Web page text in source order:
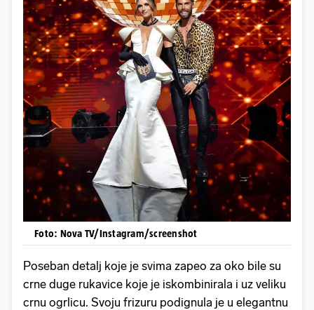
Foto: Nova TV/Instagram/screenshot
Poseban detalj koje je svima zapeo za oko bile su
crne duge rukavice koje je iskombinirala i uz veliku
crnu ogrlicu. Svoju frizuru podignula je u elegantnu